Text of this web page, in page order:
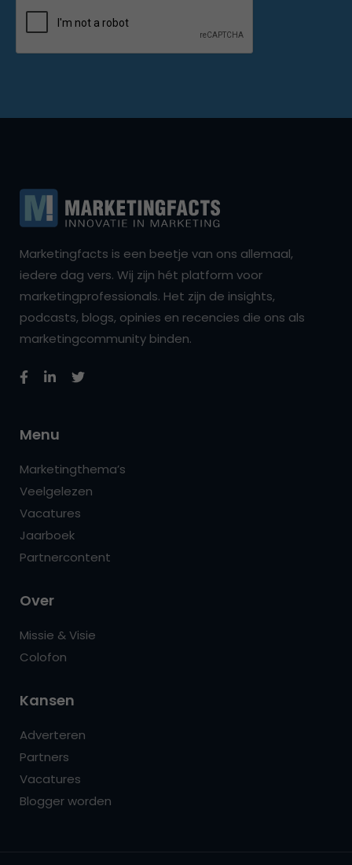
Marketingfacts is een beetje van ons allemaal,
iedere dag vers. Wij zijn hét platform voor
marketingprofessionals. Het zijn de insights,
podcasts, blogs, opinies en recencies die ons als
marketingcommunity binden.
Menu
Marketingthema’s
Veelgelezen
Vacatures
Jaarboek
Partnercontent
Over
Missie & Visie
Colofon
Kansen
Adverteren
Partners
Vacatures
Blogger worden